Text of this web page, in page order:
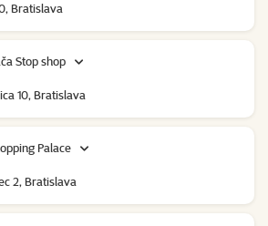
Bratislava
Stop shop
10, Bratislava
Palace
2, Bratislava